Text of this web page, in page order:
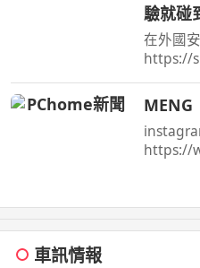
驗就碰
在外國
https://
MENG
https://
車訊情報